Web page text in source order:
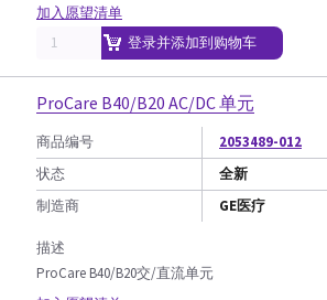
加入愿望清单
登录并添加到购物车
ProCare B40/B20 AC/DC 单元
商品编号
2053489-012
状态
全新
制造商
GE医疗
描述
ProCare B40/B20交/直流单元